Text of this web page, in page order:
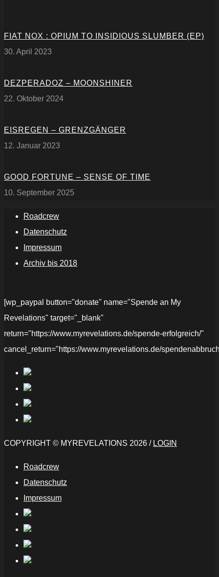
FIAT NOX : OPIUM TO INSIDIOUS SLUMBER (EP)
30. April 2023
DEZPERADOZ – MOONSHINER
22. Oktober 2024
EISREGEN – GRENZGÄNGER
12. Januar 2023
GOOD FORTUNE – SENSE OF TIME
10. September 2025
Roadcrew
Datenschutz
Impressum
Archiv bis 2018
[wp_paypal button="donate" name="Spende an My
Revelations" target="_blank"
return="https://www.myrevelations.de/spende-erfolgreich/"
cancel_return="https://www.myrevelations.de/
COPYRIGHT © MYREVELATIONS 2026 / LOGIN
Roadcrew
Datenschutz
Impressum